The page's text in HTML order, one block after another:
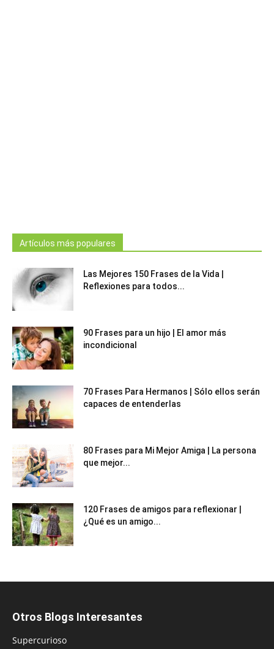
Artículos más populares
Las Mejores 150 Frases de la Vida |
Reflexiones para todos...
90 Frases para un hijo | El amor más
incondicional
70 Frases Para Hermanos | Sólo ellos serán
capaces de entenderlas
80 Frases para Mi Mejor Amiga | La persona
que mejor...
120 Frases de amigos para reflexionar |
¿Qué es un amigo...
Otros Blogs Interesantes
Supercurioso